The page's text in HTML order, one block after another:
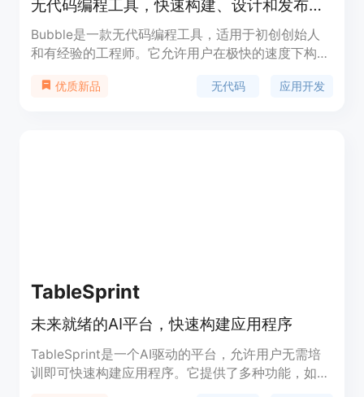
无代码编程工具，快速构建、设计和发布应用
Bubble是一款无代码编程工具，适用于初创创始人
和有经验的工程师。它允许用户在极快的速度下构
了响应式设计、版本控制、积分系统等功能。定价根
优质新品 无代码 应用开发
TableSprint
未来就绪的AI平台，快速构建应用程序
TableSprint是一个AI驱动的平台，允许用户无需培
训即可快速构建应用程序。它提供了多种功能，如